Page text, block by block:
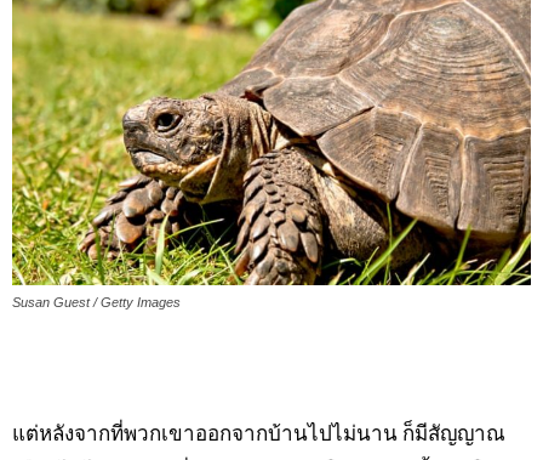
Susan Guest / Getty Images
แต่หลังจากที่พวกเขาออกจากบ้านไปไม่นาน ก็มีสัญญาณ